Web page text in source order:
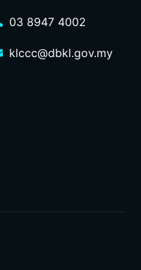
03 8947 4002
klccc@dbkl.gov.my